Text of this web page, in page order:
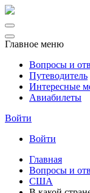
Главное меню
Вопросы и
Путеводитель
Интересные
Авиабилеты
Войти
Войти
Главная
Вопросы и
США